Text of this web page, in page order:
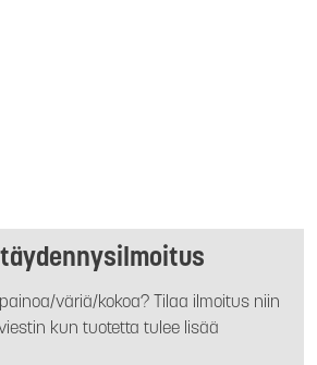
väriä/kokoa? Tilaa ilmoitus niin
kun tuotetta tulee lisää